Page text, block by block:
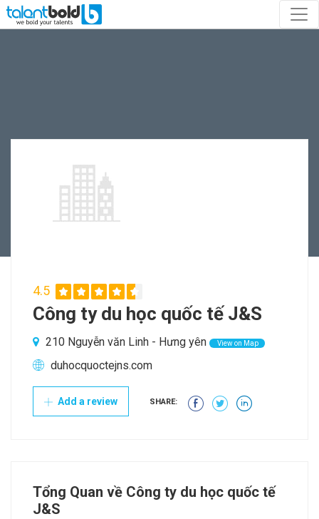
4.5
Công ty du học quốc tế J&S
210 Nguyễn văn Linh - Hưng yên View on Map
duhocquoctejns.com
Add a review SHARE:
Tổng Quan về Công ty du học quốc tế
J&S